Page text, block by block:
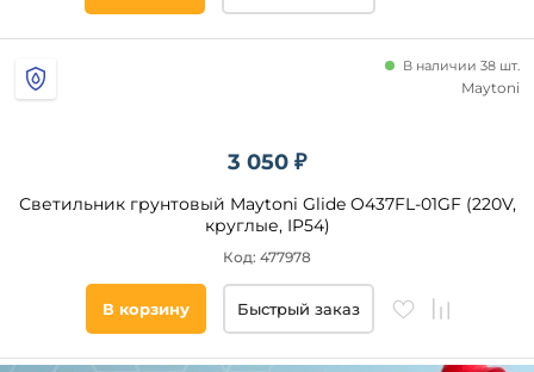
3 050 ₽
Светильник грунтовый Maytoni Glide O437FL-01GF (220V,
круглые, IP54)
В наличии 38 шт.
Код: 477978
Maytoni
В корзину Быстрый заказ